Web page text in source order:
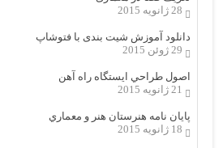
28 ژانویه 2015
دانلود آموزش شیت بندی با فتوشاپ
29 ژوئن 2015
اصول طراحي ایستگاه راه آهن
21 ژانویه 2015
پایان نامه هنرستان هنر و معماري
18 ژانویه 2015